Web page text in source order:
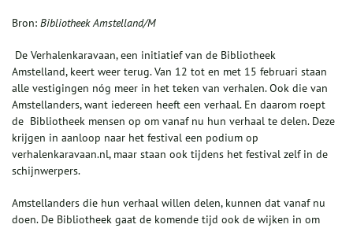
Bron: Bibliotheek Amstelland/M
De Verhalenkaravaan, een initiatief van de Bibliotheek
Amstelland, keert weer terug. Van 12 tot en met 15 februari staan
alle vestigingen nóg meer in het teken van verhalen. Ook die van
Amstellanders, want iedereen heeft een verhaal. En daarom roept
de Bibliotheek mensen op om vanaf nu hun verhaal te delen. Deze
krijgen in aanloop naar het festival een podium op
verhalenkaravaan.nl, maar staan ook tijdens het festival zelf in de
schijnwerpers.
Amstellanders die hun verhaal willen delen, kunnen dat vanaf nu
doen. De Bibliotheek gaat de komende tijd ook de wijken in om